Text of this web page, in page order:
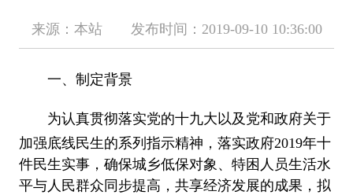
来源：本站 发布时间：2019-09-10 10:36:00
一、制定背景
为认真贯彻落实党的十九大以及党和政府关于
加强底线民生的系列指示精神，落实政府2019年十
件民生实事，确保城乡低保对象、特困人员生活水
平与人民群众同步提高，共享经济发展的成果，拟